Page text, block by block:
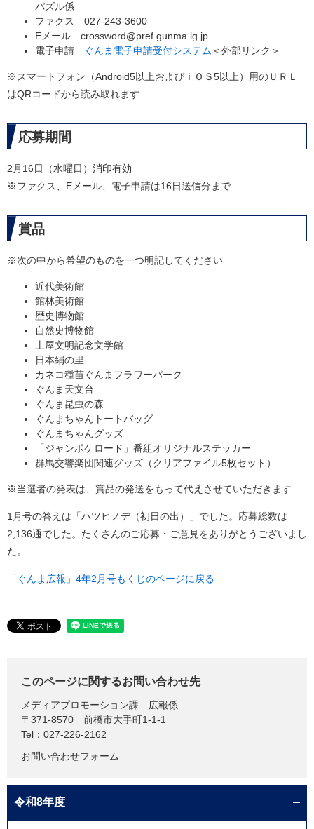
パズル係
ファクス 027-243-3600
Eメール crossword@pref.gunma.lg.jp
電子申請
ぐんま電子申請受付システム ＜外部リンク＞
※スマートフォン（Android5以上およびｉＯＳ5以上）用のＵＲＬ
はQRコードから読み取れます
応募期間
2月16日（水曜日）消印有効
※ファクス、Eメール、電子申請は16日送信分まで
賞品
※次の中から希望のものを一つ明記してください
近代美術館
館林美術館
歴史博物館
自然史博物館
土屋文明記念文学館
日本絹の里
カネコ種苗ぐんまフラワーパーク
ぐんま天文台
ぐんま昆虫の森
ぐんまちゃんトートバッグ
ぐんまちゃんグッズ
「ジャンポケロード」番組オリジナルステッカー
群馬交響楽団関連グッズ（クリアファイル5枚セット）
※当選者の発表は、賞品の発送をもって代えさせていただきます
1月号の答えは「ハツヒノデ（初日の出）」でした。応募総数は
2,136通でした。たくさんのご応募・ご意見をありがとうございまし
た。
「ぐんま広報」4年2月号もくじのページに戻る
このページに関するお問い合わせ先
メディアプロモーション課
広報係
〒371-8570
前橋市大手町1-1-1
Tel：027-226-2162
お問い合わせフォーム
令和8年度